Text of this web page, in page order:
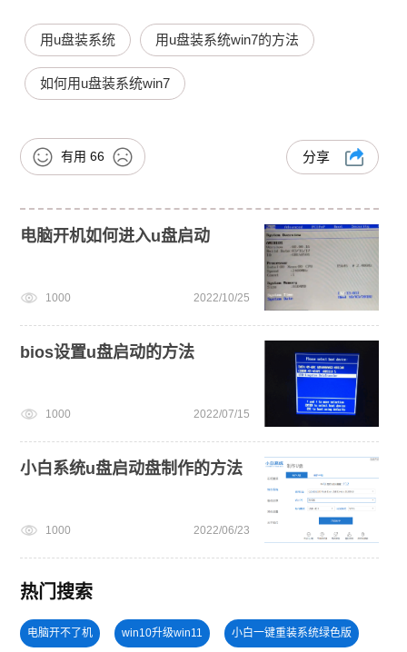
用u盘装系统 用u盘装系统win7的方法
如何用u盘装系统win7
有用 66 分享
电脑开机如何进入u盘启动
1000 2022/10/25
bios设置u盘启动的方法
1000 2022/07/15
小白系统u盘启动盘制作的方法
1000 2022/06/23
热门搜索
电脑开不了机 win10升级win11 小白一键重装系统绿色版